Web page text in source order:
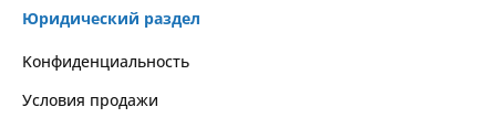
Юридический раздел
Kонфиденциальность
Условия продажи